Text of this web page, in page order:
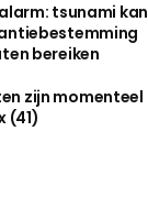
tsunami kan
bereiken
zijn momenteel
(41)